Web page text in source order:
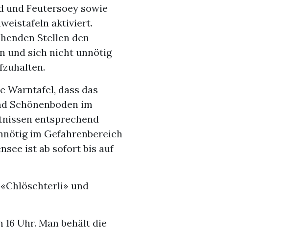
und Feutersoey sowie
aktiviert.
Stellen den
und sich nicht unnötig
Warntafel, dass das
Schönenboden im
entsprechend
im Gefahrenbereich
ist ab sofort bis auf
und
Uhr. Man behält die